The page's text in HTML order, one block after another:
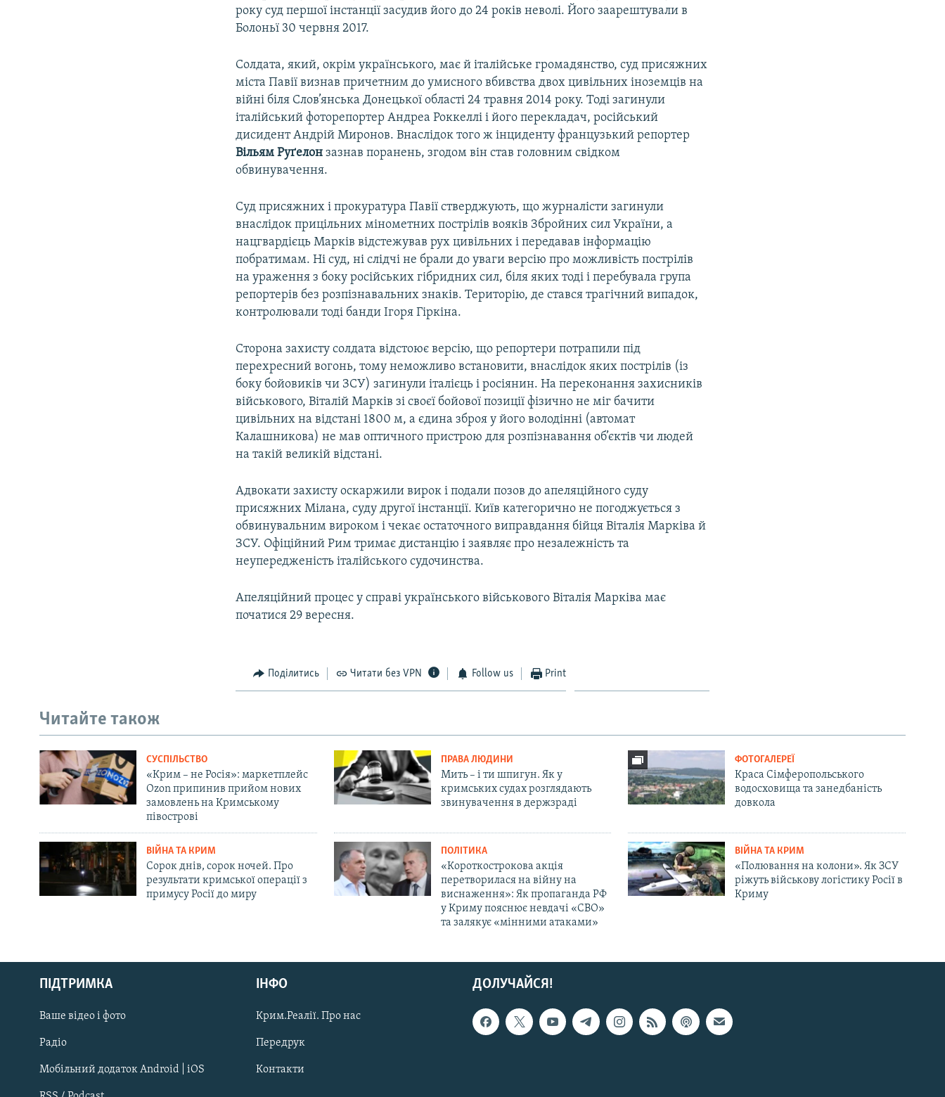
Русский
Qırımtatar
ДОЛУЧАЙСЯ!
року суд першої інстанції засудив його до 24 років неволі. Його заарештували в
Болоньї 30 червня 2017.
Солдата, який, окрім українського, має й італійське громадянство, суд присяжних
міста Павії визнав причетним до умисного вбивства двох цивільних іноземців на
війні біля Слов’янська Донецької області 24 травня 2014 року. Тоді загинули
італійський фоторепортер Андреа Роккеллі і його перекладач, російський
дисидент Андрій Миронов. Внаслідок того ж інциденту французький репортер
Вільям Руґелон зазнав поранень, згодом він став головним свідком
обвинувачення.
Суд присяжних і прокуратура Павії стверджують, що журналісти загинули
внаслідок прицільних мінометних пострілів вояків Збройних сил України, а
нацгвардієць Марків відстежував рух цивільних і передавав інформацію
побратимам. Ні суд, ні слідчі не брали до уваги версію про можливість пострілів
на ураження з боку російських гібридних сил, біля яких тоді і перебувала група
репортерів без розпізнавальних знаків. Територію, де стався трагічний випадок,
контролювали тоді банди Ігоря Гіркіна.
Сторона захисту солдата відстоює версію, що репортери потрапили під
перехресний вогонь, тому неможливо встановити, внаслідок яких пострілів (із
боку бойовиків чи ЗСУ) загинули італієць і росіянин. На переконання захисників
військового, Віталій Марків зі своєї бойової позиції фізично не міг бачити
цивільних на відстані 1800 м, а єдина зброя у його володінні (автомат
Калашникова) не мав оптичного пристрою для розпізнавання об’єктів чи людей
на такій великій відстані.
Адвокати захисту оскаржили вирок і подали позов до апеляційного суду
присяжних Мілана, суду другої інстанції. Київ категорично не погоджується з
обвинувальним вироком і чекає остаточного виправдання бійця Віталія Марківа й
ЗСУ. Офіційний Рим тримає дистанцію і заявляє про незалежність та
неупередженість італійського судочинства.
Апеляційний процес у справі українського військового Віталія Марківа має
початися 29 вересня.
Поділитись Читати без VPN Follow us Print
Читайте також
СУСПІЛЬСТВО
«Крим – не Росія»: маркетплейс
Ozon припинив прийом нових
замовлень на Кримському
півострові
ПРАВА ЛЮДИНИ
Мить – і ти шпигун. Як у
кримських судах розглядають
звинувачення в держзраді
ФОТОГАЛЕРЕЇ
Краса Сімферопольського
водосховища та занедбаність
довкола
ВІЙНА ТА КРИМ
Сорок днів, сорок ночей. Про
результати кримської операції з
примусу Росії до миру
ПОЛІТИКА
«Короткострокова акція
перетворилася на війну на
виснаження»: Як пропаганда РФ
у Криму пояснює невдачі «СВО»
та залякує «мінними атаками»
ВІЙНА ТА КРИМ
«Полювання на колони». Як ЗСУ
ріжуть військову логістику Росії в
Криму
ДОЛУЧАЙСЯ!
ПІДТРИМКА
Ваше відео і фото
Радіо
Мобільний додаток Android | iOS
ІНФО
Крим.Реалії. Про нас
Передрук
Контакти